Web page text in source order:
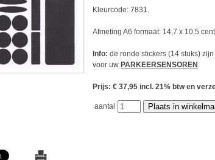
Kleurcode: 7831.
Afmeting A6 formaat: 14,7 x 10,5
Info: de ronde stickers (14 stuks)
voor uw PARKEERSENSOREN .
Prijs: € 37,95 incl. 21% btw en
aantal